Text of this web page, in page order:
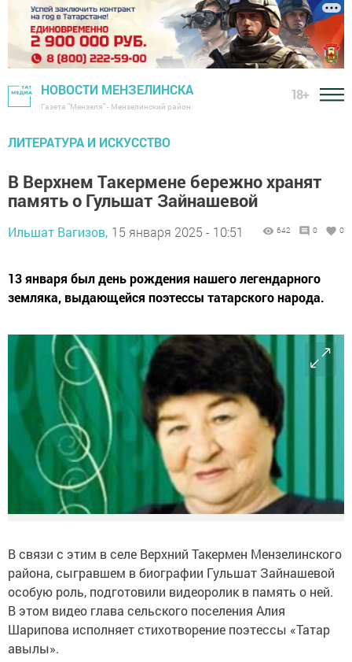
НОВОСТИ МЕНЗЕЛИНСКА
Газета "Мензеля" - Мензелинский район
18+
ЛИТЕРАТУРА И ИСКУССТВО
В Верхнем Такермене бережно хранят
память о Гульшат Зайнашевой
Ильшат Вагизов, 15 января 2025 - 10:51 642 0 0
13 января был день рождения нашего легендарного
земляка, выдающейся поэтессы татарского народа.
В связи с этим в селе Верхний Такермен Мензелинского
района, сыгравшем в биографии Гульшат Зайнашевой
особую роль, подготовили видеоролик в память о ней.
В этом видео глава сельского поселения Алия
Шарипова исполняет стихотворение поэтессы «Татар
авылы».